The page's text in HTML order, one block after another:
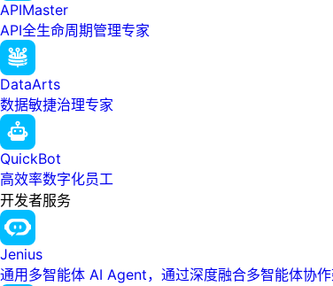
APIMaster
API全生命周期管理专家
DataArts
数据敏捷治理专家
QuickBot
高效率数字化员工
开发者服务
Jenius
通用多智能体 AI Agent，通过深度融合多智能体协